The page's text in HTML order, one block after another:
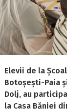
Elevii de la
Botoșești-Paia
Dolj, au
la Casa Băniei